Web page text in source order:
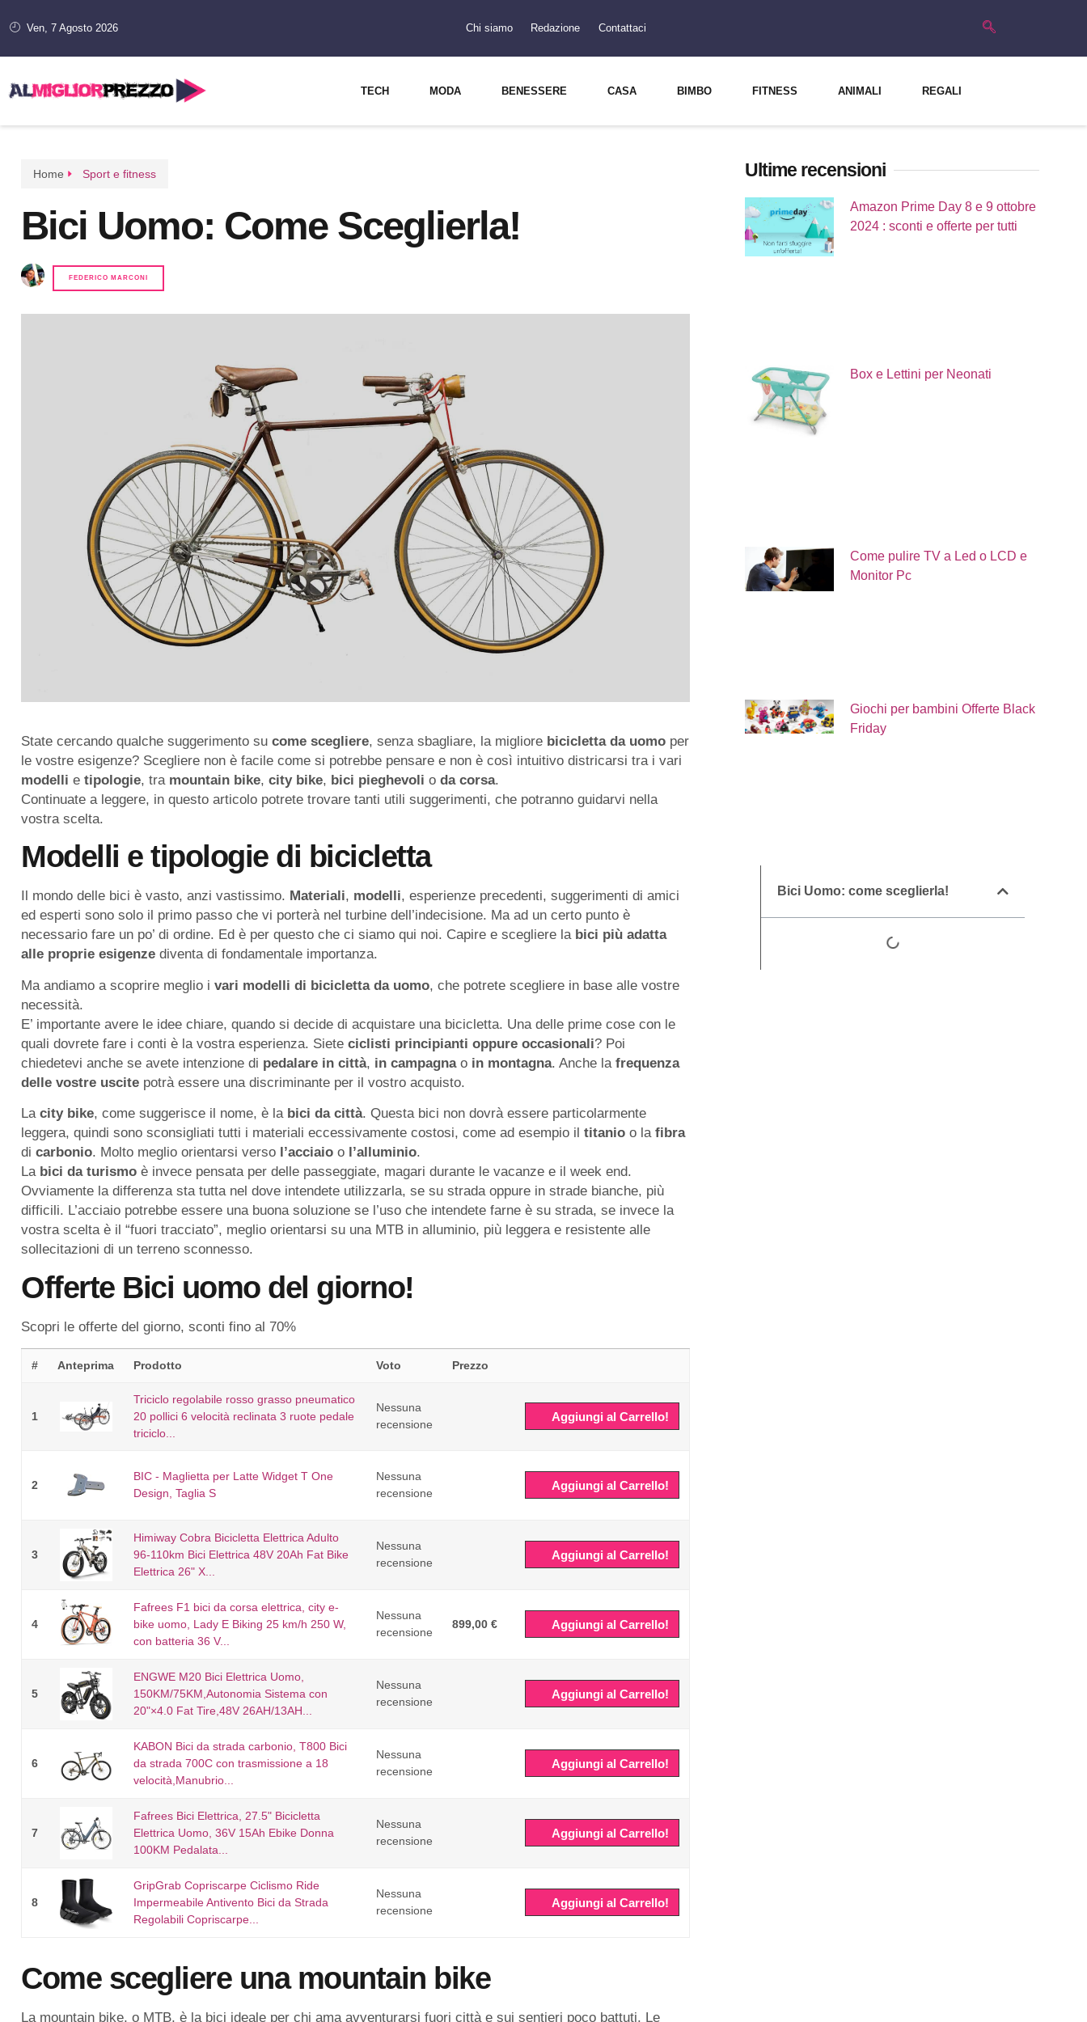
Ven, 7 Agosto 2026 Chi siamo Redazione Contattaci
TECH MODA BENESSERE CASA BIMBO FITNESS ANIMALI REGALI
Home Sport e fitness
Bici Uomo: Come Sceglierla!
FEDERICO MARCONI
State cercando qualche suggerimento su come scegliere, senza sbagliare, la migliore bicicletta da uomo per
le vostre esigenze? Scegliere non è facile come si potrebbe pensare e non è così intuitivo districarsi tra i vari
modelli e tipologie, tra mountain bike, city bike, bici pieghevoli o da corsa.
Continuate a leggere, in questo articolo potrete trovare tanti utili suggerimenti, che potranno guidarvi nella
vostra scelta.
Modelli e tipologie di bicicletta
Il mondo delle bici è vasto, anzi vastissimo. Materiali, modelli, esperienze precedenti, suggerimenti di amici
ed esperti sono solo il primo passo che vi porterà nel turbine dell’indecisione. Ma ad un certo punto è
necessario fare un po’ di ordine. Ed è per questo che ci siamo qui noi. Capire e scegliere labici più adatta
alle proprie esigenze diventa di fondamentale importanza.
Ma andiamo a scoprire meglio i vari modelli di bicicletta da uomo, che potrete scegliere in base alle vostre
necessità.
E’ importante avere le idee chiare, quando si decide di acquistare una bicicletta. Una delle prime cose con le
quali dovrete fare i conti è la vostra esperienza. Siete ciclisti principianti oppure occasionali? Poi
chiedetevi anche se avete intenzione di pedalare in città, in campagnao in montagna. Anche la frequenza
delle vostre uscite potrà essere una discriminante per il vostro acquisto.
La city bike, come suggerisce il nome, è la bici da città. Questa bici non dovrà essere particolarmente
leggera, quindi sono sconsigliati tutti i materiali eccessivamente costosi, come ad esempio il titanio o la fibra
di carbonio. Molto meglio orientarsi verso l’acciaio o l’alluminio.
La bici da turismo è invece pensata per delle passeggiate, magari durante le vacanze e il week end.
Ovviamente la differenza sta tutta nel dove intendete utilizzarla, se su strada oppure in strade bianche, più
difficili. L’acciaio potrebbe essere una buona soluzione se l’uso che intendete farne è su strada, se invece la
vostra scelta è il “fuori tracciato”, meglio orientarsi su una MTB in alluminio, più leggera e resistente alle
sollecitazioni di un terreno sconnesso.
Offerte Bici uomo del giorno!
Scopri le offerte del giorno, sconti fino al 70%
# Anteprima Prodotto Voto Prezzo
1
Triciclo regolabile rosso grasso pneumatico
20 pollici 6 velocità reclinata 3 ruote pedale
triciclo...
Nessuna
recensione
Aggiungi al Carrello!
2
BIC - Maglietta per Latte Widget T One
Design, Taglia S
Nessuna
recensione
Aggiungi al Carrello!
3
Himiway Cobra Bicicletta Elettrica Adulto
96-110km Bici Elettrica 48V 20Ah Fat Bike
Elettrica 26" X...
Nessuna
recensione
Aggiungi al Carrello!
4
Fafrees F1 bici da corsa elettrica, city e-
bike uomo, Lady E Biking 25 km/h 250 W,
con batteria 36 V...
Nessuna
recensione
899,00 € Aggiungi al Carrello!
5
ENGWE M20 Bici Elettrica Uomo,
150KM/75KM,Autonomia Sistema con
20"×4.0 Fat Tire,48V 26AH/13AH...
Nessuna
recensione
Aggiungi al Carrello!
6
KABON Bici da strada carbonio, T800 Bici
da strada 700C con trasmissione a 18
velocità,Manubrio...
Nessuna
recensione
Aggiungi al Carrello!
7
Fafrees Bici Elettrica, 27.5" Bicicletta
Elettrica Uomo, 36V 15Ah Ebike Donna
100KM Pedalata...
Nessuna
recensione
Aggiungi al Carrello!
8
GripGrab Copriscarpe Ciclismo Ride
Impermeabile Antivento Bici da Strada
Regolabili Copriscarpe...
Nessuna
recensione
Aggiungi al Carrello!
Come scegliere una mountain bike
La mountain bike, o MTB, è la bici ideale per chi ama avventurarsi fuori città e sui sentieri poco battuti. Le
Ultime recensioni
Amazon Prime Day 8 e 9 ottobre
2024 : sconti e offerte per tutti
Box e Lettini per Neonati
Come pulire TV a Led o LCD e
Monitor Pc
Giochi per bambini Offerte Black
Friday
Bici Uomo: come sceglierla!